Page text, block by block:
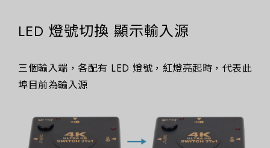
LED 燈號切換 顯示輸入源
三個輸入端，各配有 LED 燈號，紅燈亮起時，代表此
埠目前為輸入源